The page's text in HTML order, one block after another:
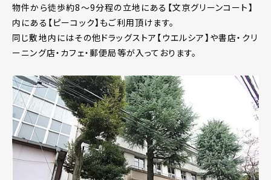
物件から徒歩約8～9分程の立地にある【文京グリーンコート】
内にある【ピーコック】もご利用頂けます。
同じ敷地内にはその他ドラッグストア【ウエルシア】や書店・クリ
ーニング店・カフェ・郵便局等が入っております。